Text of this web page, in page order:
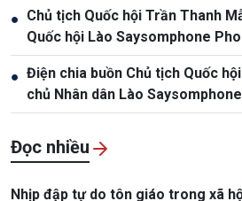
● Chủ tịch Quốc hội Trần Thanh
Quốc hội Lào Saysomphone
● Điện chia buồn Chủ tịch Quốc
chủ Nhân dân Lào
Đọc nhiều
Nhịp đập tự do tôn giáo trong xã